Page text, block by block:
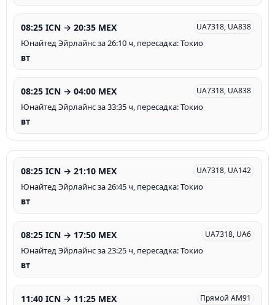
08:25 ICN → 20:35 MEX UA7318, UA838
Юнайтед Эйрлайнс за 26:10 ч, пересадка: Токио
вт
08:25 ICN → 04:00 MEX UA7318, UA838
Юнайтед Эйрлайнс за 33:35 ч, пересадка: Токио
вт
08:25 ICN → 21:10 MEX UA7318, UA142
Юнайтед Эйрлайнс за 26:45 ч, пересадка: Токио
вт
08:25 ICN → 17:50 MEX UA7318, UA6
Юнайтед Эйрлайнс за 23:25 ч, пересадка: Токио
вт
11:40 ICN → 11:25 MEX Прямой AM91